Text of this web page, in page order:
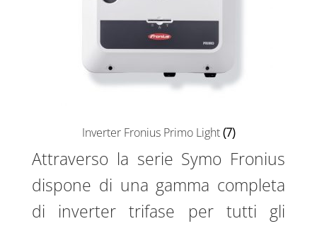
Inverter Fronius Primo Light(7)
Attraverso la serie Symo Fronius
dispone di una gamma completa
di inverter trifase per tutti gli